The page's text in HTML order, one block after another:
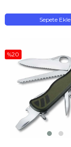
Sepete Ekle
%20